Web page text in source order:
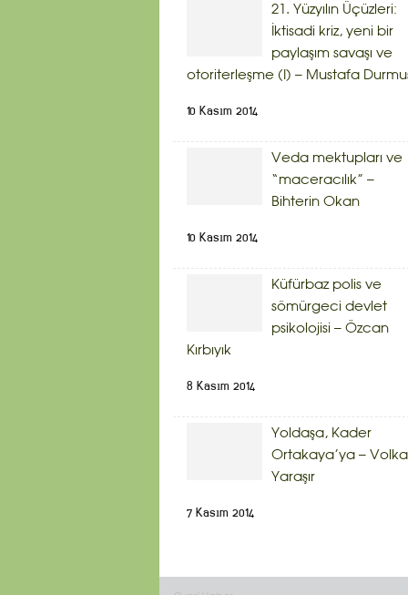
21. Yüzyılın Üçüzleri:
İktisadi kriz, yeni bir
paylaşım savaşı ve
otoriterleşme (I) – Mustafa
10 Kasım 2014
Veda mektupları ve
“maceracılık” –
Bihterin Okan
10 Kasım 2014
Küfürbaz polis ve
sömürgeci devlet
psikolojisi – Özcan
Kırbıyık
8 Kasım 2014
Yoldaşa, Kader
Ortakaya’ya –
Yaraşır
7 Kasım 2014